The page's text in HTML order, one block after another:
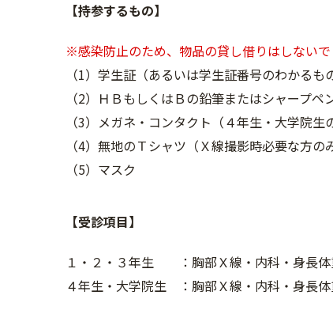
【持参するもの】
※感染防止のため、物品の貸し借りはしないで
（1）学生証（あるいは学生証番号のわかる
（2）ＨＢもしくはＢの鉛筆またはシャープペ
（3）メガネ・コンタクト（４年生・大学院生
（4）無地のＴシャツ（Ｘ線撮影時必要な方の
（5）マスク
【受診項目】
１・２・３年生 ：胸部Ｘ線・内科・身長
４年生・大学院生 ：胸部Ｘ線・内科・身長